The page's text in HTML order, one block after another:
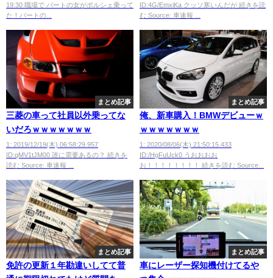
19:30 職場で パートの女がポルシェ乗って
た！パートの...
ID:4G/EmxiKa クッソ寒いんだが 続きを読
む Source: 車速報 ...
まとめ記事
三菱の車って社員以外乗ってな
いだろｗｗｗｗｗｗｗ
1: 2019/12/19(木) 06:58:29.957
ID:qMV1tJM00 誰に需要あるの？ 続きを
読む Source: 車速報 ...
まとめ記事
俺、新車購入！BMWデビューｗ
ｗｗｗｗｗｗｗ
1: 2020/08/06(木) 21:50:15.433
ID:/HgFuUck0 うおおおお
お！！！！！！！！ 続きを読む Source...
まとめ記事
免許の更新１年勘違いしてて普
まとめ記事
車にレーザー探知機付けてるや